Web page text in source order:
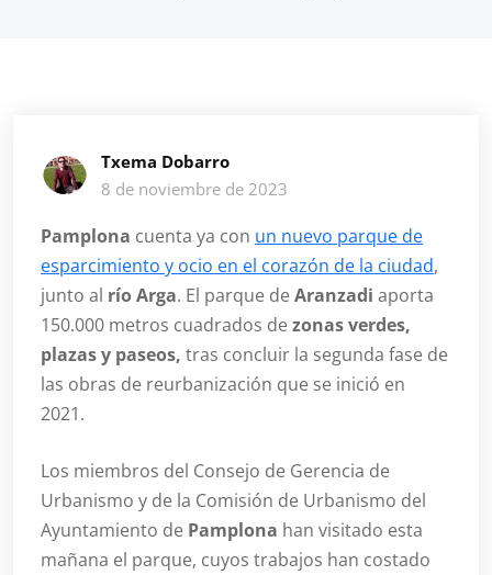
Txema Dobarro
8 de noviembre de 2023
Pamplona cuenta ya con un nuevo parque de
esparcimiento y ocio en el corazón de la ciudad,
junto al río Arga. El parque de Aranzadi aporta
150.000 metros cuadrados de zonas verdes,
plazas y paseos, tras concluir la segunda fase de
las obras de reurbanización que se inició en
2021.
Los miembros del Consejo de Gerencia de
Urbanismo y de la Comisión de Urbanismo del
Ayuntamiento de Pamplona han visitado esta
mañana el parque, cuyos trabajos han costado